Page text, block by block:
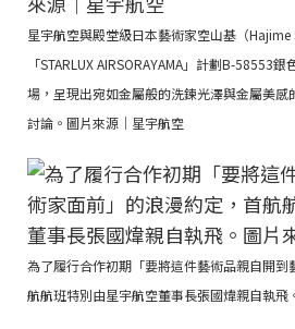
星宇航空與殿堂級日本藝術家空山基（Hajime
「STARLUX AIRSORAYAMA」計劃B-58553
場，呈現出宛如金屬般的洗鍊光澤與金屬美感
討論。圖片來源｜星宇航空
為了履行合作初期「要將這件藝術品親自開
航航班特別由星宇航空董事長張國煒親自執飛